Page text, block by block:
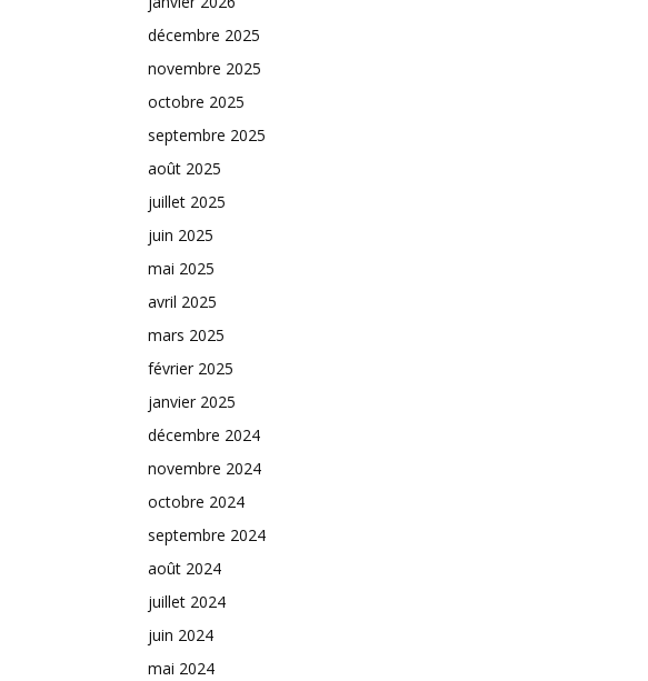
décembre 2025
novembre 2025
octobre 2025
septembre 2025
août 2025
juillet 2025
juin 2025
mai 2025
avril 2025
mars 2025
février 2025
janvier 2025
décembre 2024
novembre 2024
octobre 2024
septembre 2024
août 2024
juillet 2024
juin 2024
mai 2024